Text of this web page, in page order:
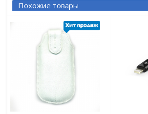
Похожие товары